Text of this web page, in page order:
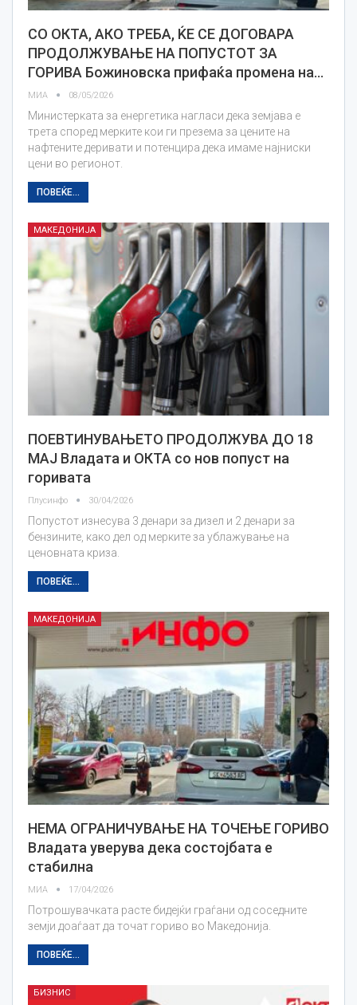
СО ОКТА, АКО ТРЕБА, ЌЕ СЕ ДОГОВАРА
ПРОДОЛЖУВАЊЕ НА ПОПУСТОТ ЗА
ГОРИВА Божиновска прифаќа промена на…
МИА 08/05/2026
Министерката за енергетика нагласи дека земјава е
трета според мерките кои ги презема за цените на
нафтените деривати и потенцира дека имаме најниски
цени во регионот.
ПОВЕЌЕ...
МАКЕДОНИЈА
ПОЕВТИНУВАЊЕТО ПРОДОЛЖУВА ДО 18
МАЈ Владата и ОКТА со нов попуст на
горивата
Плусинфо 30/04/2026
Попустот изнесува 3 денари за дизел и 2 денари за
бензините, како дел од мерките за ублажување на
ценовната криза.
ПОВЕЌЕ...
МАКЕДОНИЈА
НЕМА ОГРАНИЧУВАЊЕ НА ТОЧЕЊЕ ГОРИВО
Владата уверува дека состојбата е
стабилна
МИА 17/04/2026
Потрошувачката расте бидејќи граѓани од соседните
земји доаѓаат да точат гориво во Македонија.
ПОВЕЌЕ...
БИЗНИС